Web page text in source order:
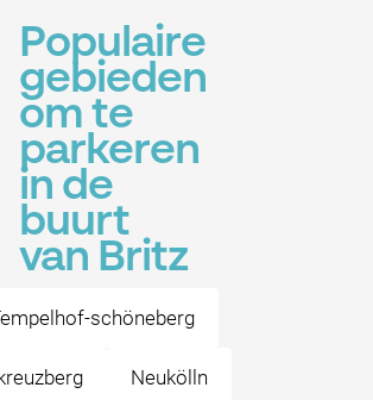
Populaire
gebieden
om te
parkeren
in de
buurt
van Britz
schöneberg
Neukölln